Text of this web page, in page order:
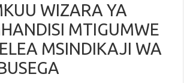
WIZARA YA
MTIGUMWE
MSINDIKAJI WA